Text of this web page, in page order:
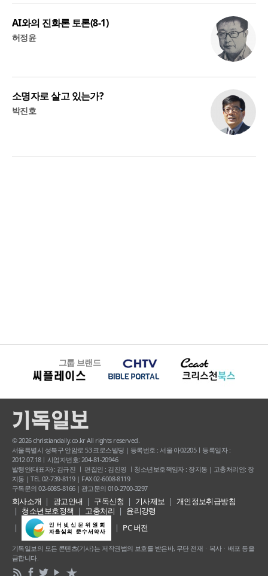
AI와의 진화론 토론(8-1)
허정윤
소명자로 살고 있는가?
박진호
그룹 브랜드
© 2026 christiandaily.co.kr All rights reserved.
서울특별시 성북구 안암로 53 크로스빌딩 | 등록번호 : 서울 아02205ㅣ등록일자 :
2012.07.18ㅣ사업자번호: 204-81-20946
발행인(대표자) : 김규진 ㅣ 편집인 : 김진영 ㅣ청소년보호책임자 : 장지동 | 고충처리인: 장
지동 | TEL 02-739-8119 | FAX 02-6008-8119
구독문의 02-6085-8166 | 광고문의 010-2700-3297
회사소개 광고안내 구독신청 기사제보
개인정보취급방침
청소년보호정책
고충처리
윤리강령
PC 버전
기독일보의 모든 콘텐츠(기사) 는 저작권법의 보호를 받은바, 무단 전재ㆍ복사ㆍ배포 등을
금합니다.